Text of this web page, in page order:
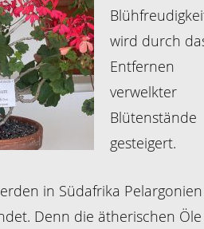
wird durch
Entfernen
verwelkter
Blütenstände
gesteigert.
in Südafrika Pelargonien
Denn die ätherischen Öle